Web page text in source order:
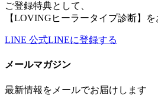
ご登録特典として、
【LOVINGヒーラータイプ診断】を
LINE 公式LINEに登録する
メールマガジン
最新情報をメールでお届けします